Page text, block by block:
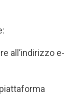
all’indirizzo e-